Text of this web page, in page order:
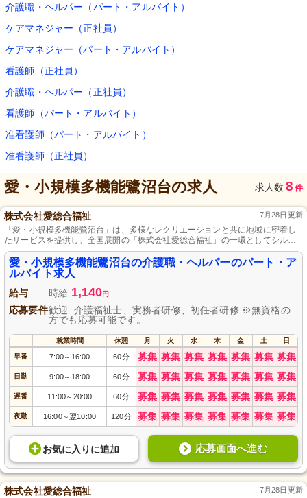
介護職・ヘルパー（パート・アルバイト）
ケアマネジャー（正社員）
ケアマネジャー（パート・アルバイト）
看護師（正社員）
介護職・ヘルパー（正社員）
看護師（パート・アルバイト）
准看護師（パート・アルバイト）
准看護師（正社員）
愛・小規模多機能鷺沼台の求人 求人数 8 件
株式会社愛総合福祉 7月28日更新
「愛・小規模多機能鷺沼台」は、多様なレクリエーションと共に地域に密着し
たサービスを提供し、全国展開の「株式会社愛総合福祉」の一環としてシルバ
ーライフを支え、生涯スキルアップが可能な福利厚生を充実させています。
愛・小規模多機能鷺沼台の介護職・ヘルパーのパート・ア
ルバイト求人
給与 時給 1,140円
応募要件歓迎: 介護福祉士、実務者研修、初任者研修 ※無資格の
方でも応募可能です。
就業時間 休憩 月 火 水 木 金 土 日
早番 7:00～ 16:00 60分 募集 募集 募集 募集 募集 募集 募集
日勤 9:00～ 18:00 60分 募集 募集 募集 募集 募集 募集 募集
遅番 11:00～ 20:00 60分 募集 募集 募集 募集 募集 募集 募集
夜勤 16:00～翌10:00 120分 募集 募集 募集 募集 募集 募集 募集
お気に入り に追加 応募画面へ進む
株式会社愛総合福祉 7月28日更新